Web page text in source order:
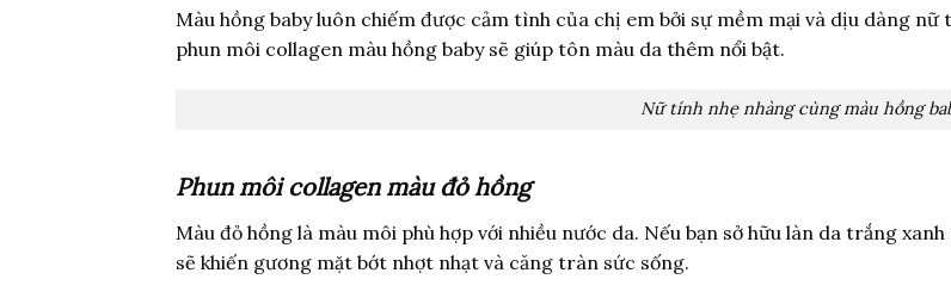
Màu hồng baby luôn chiếm được cảm tình của chị em bởi sự mềm mại và dịu dàng
phun môi collagen màu hồng baby sẽ giúp tôn màu da thêm nổi bật.
Nữ tính nhẹ nhàng cùng màu hồng
Phun môi collagen màu đỏ hồng
Màu đỏ hồng là màu môi phù hợp với nhiều nước da. Nếu bạn sở hữu làn da trắng
sẽ khiến gương mặt bớt nhợt nhạt và căng tràn sức sống.